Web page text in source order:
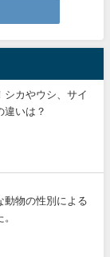
シカやウシ、サイ
違いは？
動物の性別による